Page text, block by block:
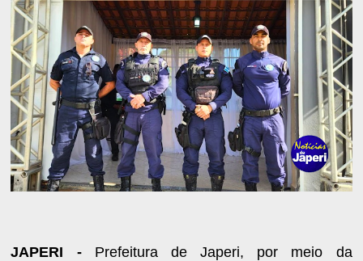
JAPERI - Prefeitura de Japeri, por meio da